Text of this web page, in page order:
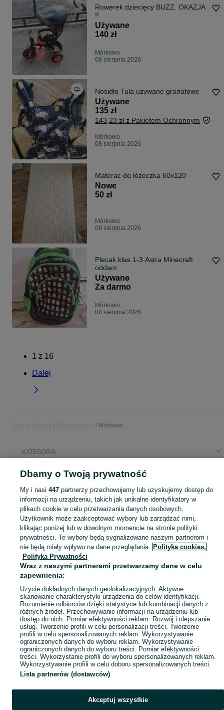
Rowerek dziecięcy BUZZ. OKAZJA
!!
Używane
140 zł
Mórkowo
08 sierpnia 2026
Nosidło Tula używane granatowe
Używane
135 zł
143,23 zł z Pakietem Ochronnym
Mórkowo
08 sierpnia 2026
Materac do łóżeczka 60x120
Nowe
50 zł
Mórkowo
08 sierpnia 2026
Plecak klas 1-3 Astra Minecraft
oddam
Używane
Za darmo
Mórkowo
08 sierpnia 2026
1 z 16
Dalej
Mórkowo
KATEGORIA
Popularne wyszukiwania
saletzrak
Skorzystaj z największego serwisu ogłoszeniowego - Mórkowo i okolice! Kupuj to, czego pragniesz i sprzedawaj to, czego już nie potrzebujesz! Zobacz
Mapa kategorii
Mapa miejscowości
Mapa ministron
Popularne wyszukiwania
Dbamy o Twoją prywatność
My i nasi 447partnerzy przechowujemy lub uzyskujemy dostęp do
informacji na urządzeniu, takich jak unikalne identyfikatory w
plikach cookie w celu przetwarzania danych osobowych.
Użytkownik może zaakceptować wybory lub zarządzać nimi,
klikając poniżej lub w dowolnym momencie na stronie polityki
prywatności. Te wybory będą sygnalizowane naszym partnerom i
nie będą miały wpływu na dane przeglądania. Polityka cookies,
Polityka Prywatności
Wraz z naszymi partnerami przetwarzamy dane w celu
zapewnienia:
Użycie dokładnych danych geolokalizacyjnych. Aktywne
skanowanie charakterystyki urządzenia do celów identyfikacji.
Rozumienie odbiorców dzięki statystyce lub kombinacji danych z
różnych źródeł. Przechowywanie informacji na urządzeniu lub
dostęp do nich. Pomiar efektywności reklam. Rozwój i ulepszanie
usług. Tworzenie profili w celu personalizacji treści. Tworzenie
profili w celu spersonalizowanych reklam. Wykorzystywanie
ograniczonych danych do wyboru reklam. Wykorzystywanie
ograniczonych danych do wyboru treści. Pomiar efektywności
treści. Wykorzystanie profili do wyboru spersonalizowanych reklam.
Wykorzystywanie profili w celu doboru spersonalizowanych treści.
Lista partnerów (dostawców)
Akceptuj wszystkie